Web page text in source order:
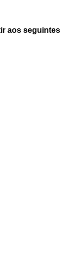
aos seguintes